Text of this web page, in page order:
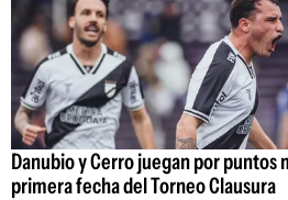
Danubio y Cerro juegan por puntos
primera fecha del Torneo Clausura